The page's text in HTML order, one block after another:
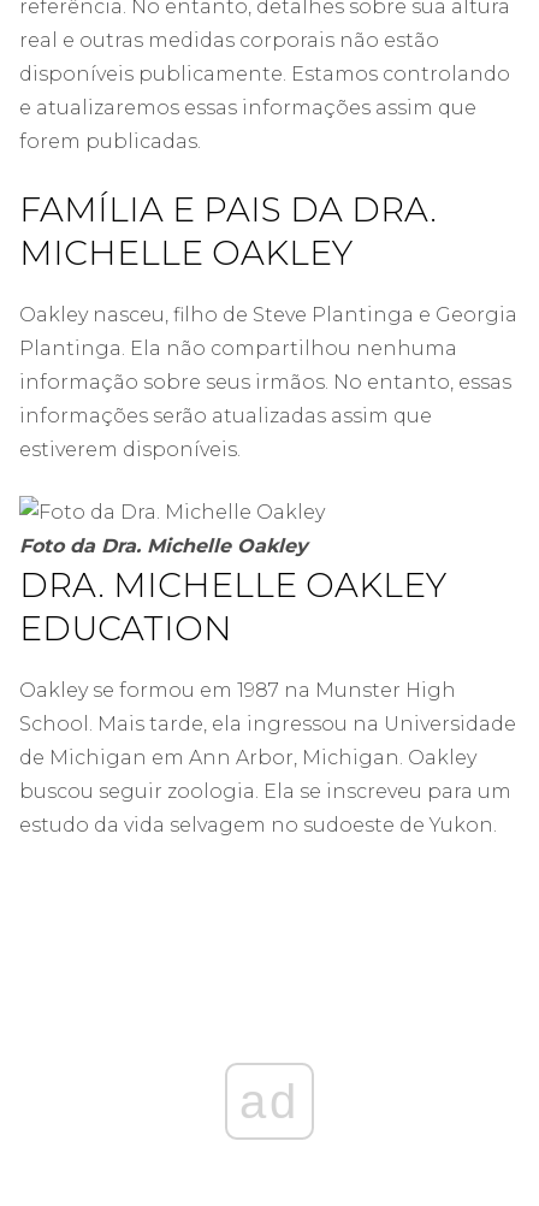
referência. No entanto, detalhes sobre sua altura
real e outras medidas corporais não estão
disponíveis publicamente. Estamos controlando
e atualizaremos essas informações assim que
forem publicadas.
FAMÍLIA E PAIS DA DRA.
MICHELLE OAKLEY
Oakley nasceu, filho de Steve Plantinga e Georgia
Plantinga. Ela não compartilhou nenhuma
informação sobre seus irmãos. No entanto, essas
informações serão atualizadas assim que
estiverem disponíveis.
Foto da Dra. Michelle Oakley
DRA. MICHELLE OAKLEY
EDUCATION
Oakley se formou em 1987 na Munster High
School. Mais tarde, ela ingressou na Universidade
de Michigan em Ann Arbor, Michigan. Oakley
buscou seguir zoologia. Ela se inscreveu para um
estudo da vida selvagem no sudoeste de Yukon.
ad